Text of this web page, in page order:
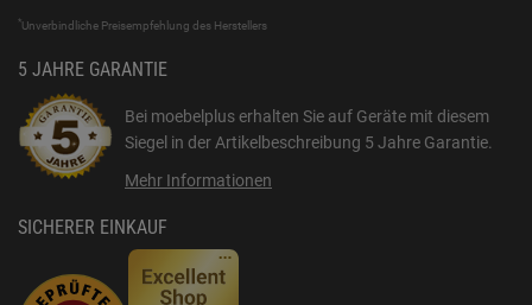
*Unverbindliche Preisempfehlung des Herstellers
5 JAHRE GARANTIE
Bei moebelplus erhalten Sie auf Geräte mit diesem
Siegel in der Artikelbeschreibung 5 Jahre Garantie.
Mehr Informationen
SICHERER EINKAUF